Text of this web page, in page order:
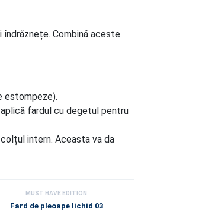
îndrăznețe. Combină aceste
estompeze).
fardul cu degetul pentru
intern. Aceasta va da
MUST HAVE EDITION
Fard de pleoape lichid 03